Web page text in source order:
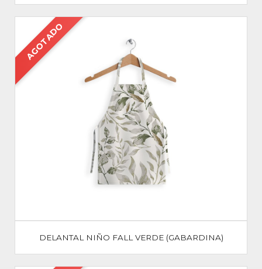
AGOTADO
DELANTAL NIÑO FALL VERDE (GABARDINA)